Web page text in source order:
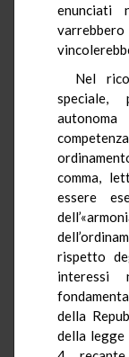
enunciati
Nel
speciale,
comma,
essere
rispetto
interessi
della
della